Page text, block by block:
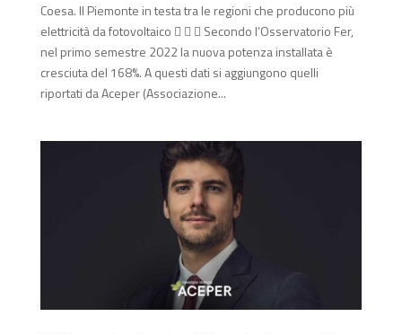
Coesa. Il Piemonte in testa tra le regioni che producono più
elettricità da fotovoltaico    Secondo l’Osservatorio Fer,
nel primo semestre 2022 la nuova potenza installata è
cresciuta del 168%. A questi dati si aggiungono quelli
riportati da Aceper (Associazione...